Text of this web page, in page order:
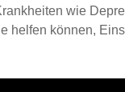
wie
helfen können,